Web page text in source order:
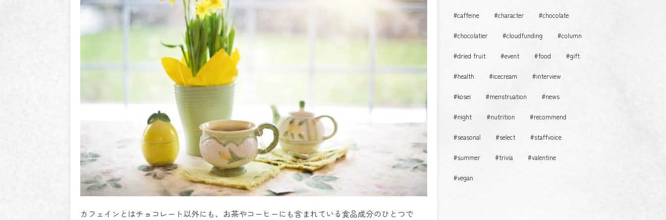
カフェインとはチョコレート以外にも、お茶やコーヒーにも含まれている食品成分のひとつで
#caffeine #character #chocolate
#chocolatier #cloudfunding #column
#dried fruit #event #food #gift
#health #icecream #interview
#kosei #menstruation #news
#night #nutrition #recommend
#seasonal #select #staffvoice
#summer #trivia #valentine
#vegan